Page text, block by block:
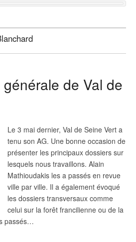
générale de Val de
Le 3 mai dernier, Val de Seine Vert a
tenu son AG. Une bonne occasion de
présenter les principaux dossiers sur
lesquels nous travaillons. Alain
Mathioudakis les a passés en revue
ville par ville. Il a également évoqué
les dossiers transversaux comme
celui sur la forêt francilienne ou de la
passés…